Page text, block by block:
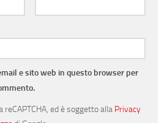
e sito web in questo browser per
ed è soggetto alla Privacy